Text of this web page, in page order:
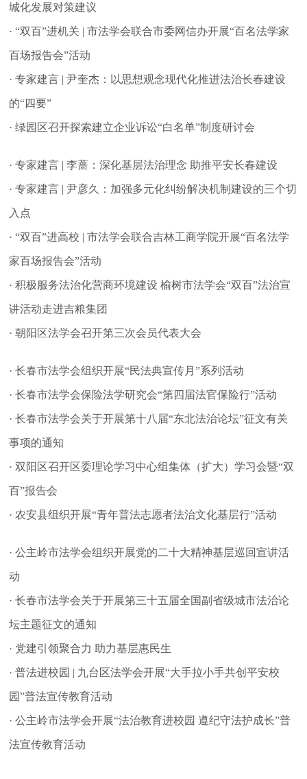
城化发展对策建议
· “双百”进机关 | 市法学会联合市委网信办开展“百名法学家
百场报告会”活动
· 专家建言 | 尹奎杰：以思想观念现代化推进法治长春建设
的“四要”
· 绿园区召开探索建立企业诉讼“白名单”制度研讨会
· 专家建言 | 李蔷：深化基层法治理念 助推平安长春建设
· 专家建言 | 尹彦久：加强多元化纠纷解决机制建设的三个切
入点
· “双百”进高校 | 市法学会联合吉林工商学院开展“百名法学
家百场报告会”活动
· 积极服务法治化营商环境建设 榆树市法学会“双百”法治宣
讲活动走进吉粮集团
· 朝阳区法学会召开第三次会员代表大会
· 长春市法学会组织开展“民法典宣传月”系列活动
· 长春市法学会保险法学研究会“第四届法官保险行”活动
· 长春市法学会关于开展第十八届“东北法治论坛”征文有关
事项的通知
· 双阳区召开区委理论学习中心组集体（扩大）学习会暨“双
百”报告会
· 农安县组织开展“青年普法志愿者法治文化基层行”活动
· 公主岭市法学会组织开展党的二十大精神基层巡回宣讲活
动
· 长春市法学会关于开展第三十五届全国副省级城市法治论
坛主题征文的通知
· 党建引领聚合力 助力基层惠民生
· 普法进校园 | 九台区法学会开展“大手拉小手共创平安校
园”普法宣传教育活动
· 公主岭市法学会开展“法治教育进校园 遵纪守法护成长”普
法宣传教育活动